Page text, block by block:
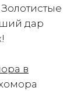
дар
в